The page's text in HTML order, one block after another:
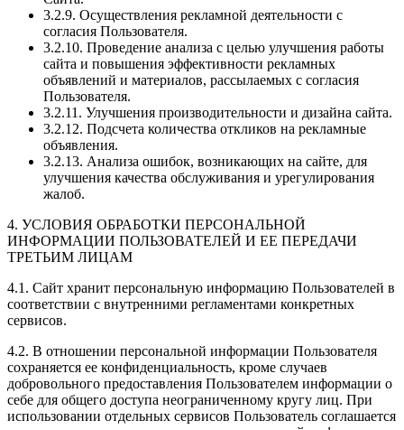
3.2.9. Осуществления рекламной деятельности с
согласия Пользователя.
3.2.10. Проведение анализа с целью улучшения работы
сайта и повышения эффективности рекламных
объявлений и материалов, рассылаемых с согласия
Пользователя.
3.2.11. Улучшения производительности и дизайна сайта.
3.2.12. Подсчета количества откликов на рекламные
объявления.
3.2.13. Анализа ошибок, возникающих на сайте, для
улучшения качества обслуживания и урегулирования
жалоб.
4. УСЛОВИЯ ОБРАБОТКИ ПЕРСОНАЛЬНОЙ
ИНФОРМАЦИИ ПОЛЬЗОВАТЕЛЕЙ И ЕЕ ПЕРЕДАЧИ
ТРЕТЬИМ ЛИЦАМ
4.1. Сайт хранит персональную информацию Пользователей в
соответствии с внутренними регламентами конкретных
сервисов.
4.2. В отношении персональной информации Пользователя
сохраняется ее конфиденциальность, кроме случаев
добровольного предоставления Пользователем информации о
себе для общего доступа неограниченному кругу лиц. При
использовании отдельных сервисов Пользователь соглашается